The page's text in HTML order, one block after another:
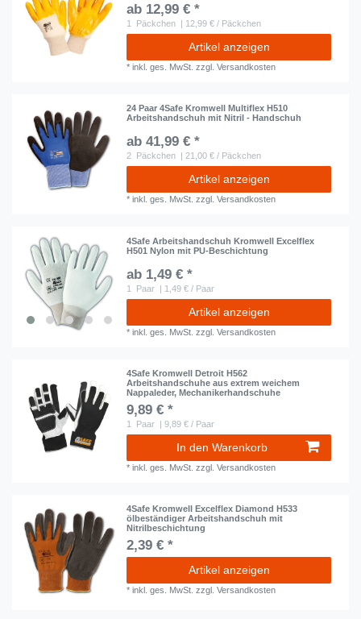
ab 12,99 € *
1 Päckchen | 12,99 € / Päckchen
Artikel anzeigen
*inkl. ges. MwSt. zzgl.Versandkosten
24 Paar 4Safe Kromwell Multiflex H510
Arbeitshandschuh mit Nitril - Handschuh
ab 41,99 € *
2 Päckchen | 21,00 € / Päckchen
Artikel anzeigen
*inkl. ges. MwSt. zzgl.Versandkosten
4Safe Arbeitshandschuh Kromwell Excelflex
H501 Nylon mit PU-Beschichtung
ab 1,49 € *
1 Paar | 1,49 € / Paar
Artikel anzeigen
*inkl. ges. MwSt. zzgl.Versandkosten
4Safe Kromwell Detroit H562
Arbeitshandschuhe aus extrem weichem
Nappaleder, Mechanikerhandschuhe
9,89 € *
1 Paar | 9,89 € / Paar
In den Warenkorb
*inkl. ges. MwSt. zzgl.Versandkosten
4Safe Kromwell Excelflex Diamond H533
ölbeständiger Arbeitshandschuh mit
Nitrilbeschichtung
2,39 € *
Artikel anzeigen
*inkl. ges. MwSt. zzgl.Versandkosten